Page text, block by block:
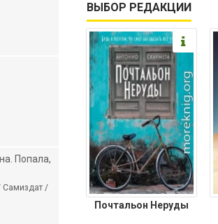
ВЫБОР РЕДАКЦИИ
Почтальон Неруды
Попала,
Самиздат /